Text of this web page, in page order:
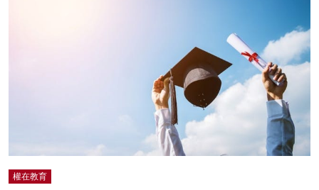
權在教育